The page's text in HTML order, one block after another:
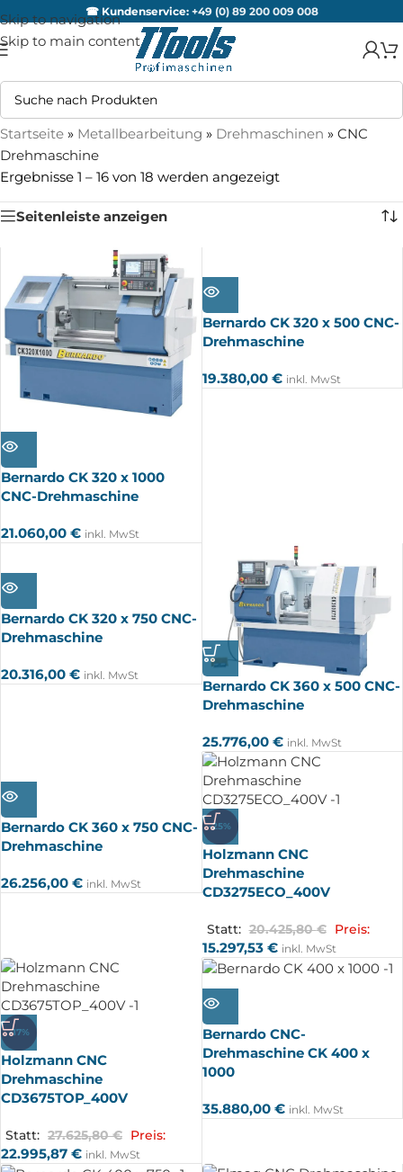
Skip to navigation
Skip to main content
☎ Kundenservice: +49 (0) 89 200 009 008
Startseite » Metallbearbeitung » Drehmaschinen » CNC
Drehmaschine
Ergebnisse 1 – 16 von 18 werden angezeigt
Seitenleiste anzeigen
AUSV
ERKA
Bernardo CK 320 x 1000
CNC-Drehmaschine
21.060,00 € inkl. MwSt
AUSV
ERKA
UFT
Bernardo CK 320 x 500 CNC-
Drehmaschine
19.380,00 € inkl. MwSt
AUSV
ERKA
Bernardo CK 320 x 750 CNC-
Drehmaschine
20.316,00 € inkl. MwSt
Bernardo CK 360 x 500 CNC-
Drehmaschine
25.776,00 € inkl. MwSt
AUSV
ERKA
Bernardo CK 360 x 750 CNC-
Drehmaschine
26.256,00 € inkl. MwSt
-25%
Holzmann CNC
Drehmaschine
CD3275ECO_400V
Statt: 20.425,80€ Preis:
15.297,53 € inkl. MwSt
-17%
Holzmann CNC
Drehmaschine
CD3675TOP_400V
Statt: 27.625,80€ Preis:
22.995,87 € inkl. MwSt
AUSV
ERKA
UFT
Bernardo CNC-
Drehmaschine CK 400 x
1000
35.880,00 € inkl. MwSt